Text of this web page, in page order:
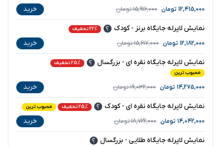
12,415,000 تومان 15,916,000تومان خرید
نمایش لاپرله جایگاه برنز - کودک 22% تخفیف
12,182,000 تومان 15,617,000تومان خرید
نمایش لاپرله جایگاه نقره ای - بزرگسال
25% تخفیف
محبوب ترین
14,275,000 تومان 19,032,000تومان خرید
نمایش لاپرله جایگاه نقره ای - کودک 25% تخفیف محبوب ترین
14,042,000 تومان 18,722,000تومان خرید
نمایش لاپرله جایگاه طلایی - بزرگسال